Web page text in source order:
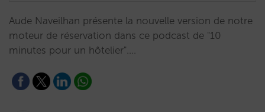
Aude Naveilhan présente la nouvelle version de notre
moteur de réservation dans ce podcast de "10
minutes pour un hôtelier".…